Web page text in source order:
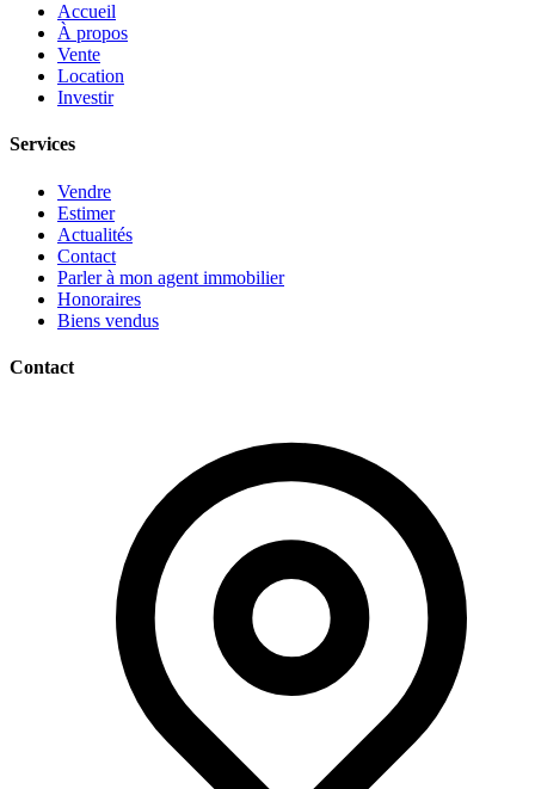
Accueil
À propos
Vente
Location
Investir
Services
Vendre
Estimer
Actualités
Contact
Parler à mon agent immobilier
Honoraires
Biens vendus
Contact